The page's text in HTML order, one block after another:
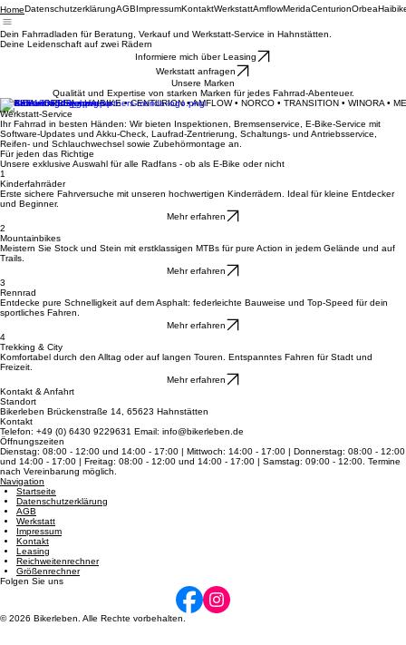
HomeDatenschutzerklärungAGB ImpressumKontaktWerkstattAmflowMeridaCenturion
Dein Fahrradladen für Beratung, Verkauf und Werkstatt-Service in Hahnstätten.
Informiere mich über Leasing
Werkstatt anfragen
Qualität und Expertise von starken Marken für jedes Fahrrad-Abenteuer.
MERIDA • ORBEA • HAIBIKE • CENTURION • AMFLOW • NORCO • TRANSITION • WINORA •
Werkstatt-Service
Ihr Fahrrad in besten Händen: Wir bieten Inspektionen, Bremsenservice, E-Bike-Service mit
Software-Updates und Akku-Check, Laufrad-Zentrierung, Schaltungs- und Antriebsservice,
Reifen- und Schlauchwechsel sowie Zubehörmontage an.
Für jeden das Richtige
Unsere exklusive Auswahl für alle Radfans - ob als E-Bike oder nicht
1
Erste sichere Fahrversuche mit unseren hochwertigen Kinderrädern. Ideal für kleine Entdecker
und Beginner.
Mehr erfahren
2
Meistern Sie Stock und Stein mit erstklassigen MTBs für pure Action in jedem Gelände und auf
Trails.
Mehr erfahren
3
Entdecke pure Schnelligkeit auf dem Asphalt: federleichte Bauweise und Top-Speed für dein
sportliches Fahren.
Mehr erfahren
4
Komfortabel durch den Alltag oder auf langen Touren. Entspanntes Fahren für Stadt und
Freizeit.
Mehr erfahren
Kontakt & Anfahrt
Standort
Bikerleben Brückenstraße 14, 65623 Hahnstätten
Kontakt
Telefon: +49 (0) 6430 9229631 Email: info@bikerleben.de
Öffnungszeiten
Dienstag: 08:00 - 12:00 und 14:00 - 17:00 | Mittwoch: 14:00 - 17:00 | Donnerstag: 08:00 - 12:00
und 14:00 - 17:00 | Freitag: 08:00 - 12:00 und 14:00 - 17:00 | Samstag: 09:00 - 12:00. Termine
nach Vereinbarung möglich.
Navigation
Startseite
Datenschutzerklärung
AGB
Werkstatt
Impressum
Kontakt
Leasing